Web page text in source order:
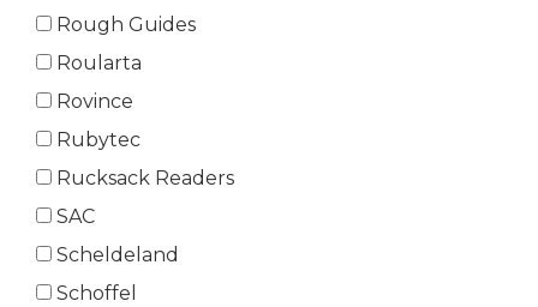
Rough Guides
Roularta
Rovince
Rubytec
Rucksack Readers
SAC
Scheldeland
Schoffel